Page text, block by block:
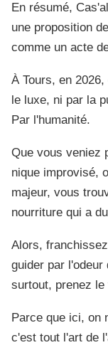
En résumé,
une proposition
comme un acte
À Tours, en
le luxe, ni par la
Par l'humanité.
Que vous veniez
nique improvisé,
majeur, vous
nourriture qui a
Alors,
guider par
surtout, prenez le
Parce que ici, on
c'est tout l'art de